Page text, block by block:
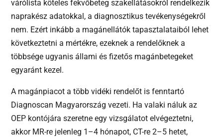
várólista köteles fekvőbeteg szakellátásokról rendelkezik
naprakész adatokkal, a diagnosztikus tevékenységekről
nem. Ezért inkább a magánellátók tapasztalataiból lehet
következtetni a mértékre, ezeknek a rendelőknek a
többsége ugyanis állami és fizetős magánbetegeket
egyaránt kezel.
A magánpiacot a több vidéki rendelőt is fenntartó
Diagnoscan Magyarország vezeti. Ha valaki náluk az
OEP kontójára szeretne egy vizsgálatot elvégeztetni,
akkor MR-re jelenleg 1–4 hónapot, CT-re 2–5 hetet,